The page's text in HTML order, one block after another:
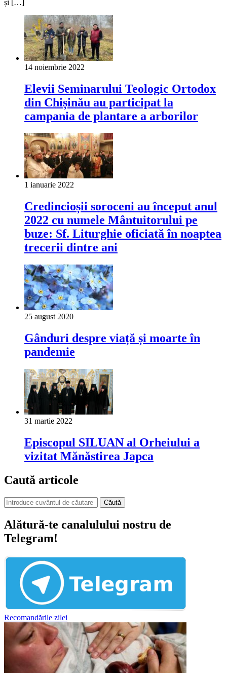
și […]
14 noiembrie 2022
Elevii Seminarului Teologic Ortodox
din Chișinău au participat la
campania de plantare a arborilor
1 ianuarie 2022
Credincioșii soroceni au început anul
2022 cu numele Mântuitorului pe
buze: Sf. Liturghie oficiată în noaptea
trecerii dintre ani
25 august 2020
Gânduri despre viață și moarte în
pandemie
31 martie 2022
Episcopul SILUAN al Orheiului a
vizitat Mănăstirea Japca
Caută articole
Căută
Alătură-te canalulului nostru de
Telegram!
Recomandările zilei